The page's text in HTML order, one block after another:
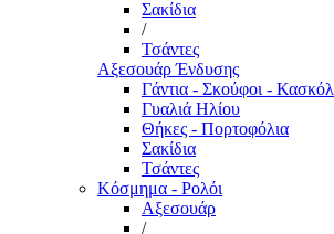
Σακίδια
/
Τσάντες
Αξεσουάρ Ένδυσης
Γάντια - Σκούφοι - Κασκόλ
Γυαλιά Ηλίου
Θήκες - Πορτοφόλια
Σακίδια
Τσάντες
Κόσμημα - Ρολόι
Αξεσουάρ
/